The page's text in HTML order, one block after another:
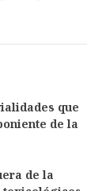
que
de la
de la